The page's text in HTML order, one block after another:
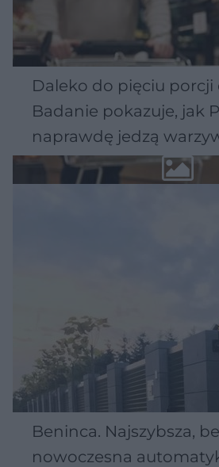
Daleko do pięciu porcji
Badanie pokazuje, jak
naprawdę jedzą
Beninca. Najszybsza,
nowoczesna